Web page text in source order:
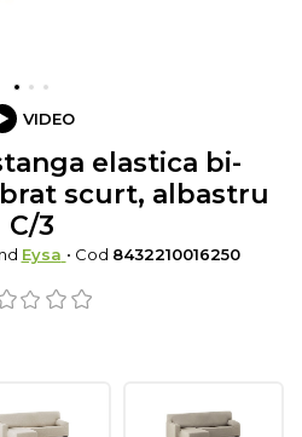
VIDEO
elastica bi-
scurt, albastru
C/3
Eysa • Cod 8432210016250